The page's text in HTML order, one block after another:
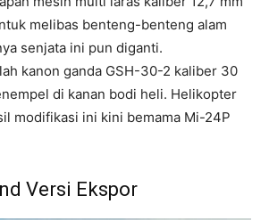
melibas benteng-benteng alam
senjata ini pun diganti.
kanon ganda GSH-30-2 kaliber 30
di kanan bodi heli. Helikopter
modifikasi ini kini bemama Mi-24P
Versi Ekspor